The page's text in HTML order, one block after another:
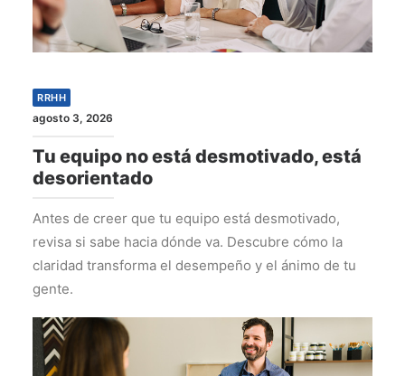
RRHH
agosto 3, 2026
Tu equipo no está desmotivado, está
desorientado
Antes de creer que tu equipo está desmotivado,
revisa si sabe hacia dónde va. Descubre cómo la
claridad transforma el desempeño y el ánimo de tu
gente.